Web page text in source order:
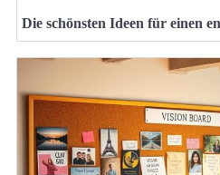
Die schönsten Ideen für einen